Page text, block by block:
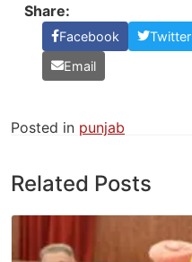
Share:
Facebook Twitter
Email
Posted in punjab
Related Posts